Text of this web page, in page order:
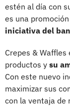
estén al día con
es una
iniciativa del
Crepes &
productos y su
Con este nuevo
maximizar sus
con la ventaja de